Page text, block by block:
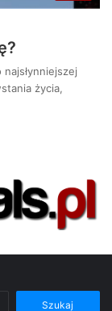
życia,
Szukaj: